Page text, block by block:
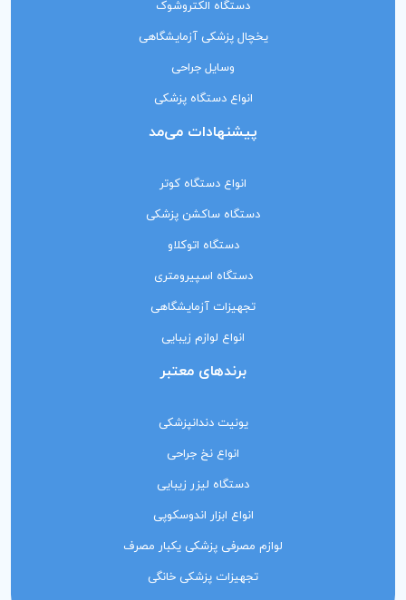
دستگاه الکتروشوک
یخچال پزشکی آزمایشگاهی
وسایل جراحی
انواع دستگاه پزشکی
پیشنهادات می‌مد
انواع دستگاه کوتر
دستگاه ساکشن پزشکی
دستگاه اتوکلاو
دستگاه اسپیرومتری
تجهیزات آزمایشگاهی
انواع لوازم زیبایی
برندهای معتبر
یونیت دندانپزشکی
انواع نخ جراحی
دستگاه لیزر زیبایی
انواع ابزار اندوسکوپی
لوازم مصرفی پزشکی یکبار مصرف
تجهیزات پزشکی خانگی